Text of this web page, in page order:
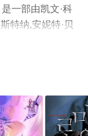
一部由凯文·科
特纳,安妮特·贝
斯·拉索,亚布拉
全就上星辰影